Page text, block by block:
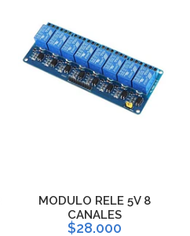
MODULO RELE 5V 8
CANALES
$28.000